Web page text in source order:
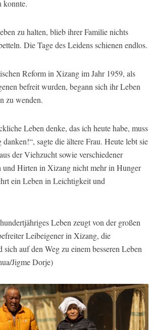
konnte.
zu halten, blieb ihrer Familie nichts
Die Tage des Leidens schienen endlos.
Reform in Xizang im Jahr 1959, als
befreit wurden, begann sich ihr Leben
zu wenden.
Leben denke, das ich heute habe, muss
sagte die ältere Frau. Heute lebt sie
der Viehzucht sowie verschiedener
und Hirten in Xizang nicht mehr in Hunger
ein Leben in Leichtigkeit und
Leben zeugt von der großen
Leibeigener in Xizang, die
sich auf den Weg zu einem besseren Leben
Jigme Dorje)